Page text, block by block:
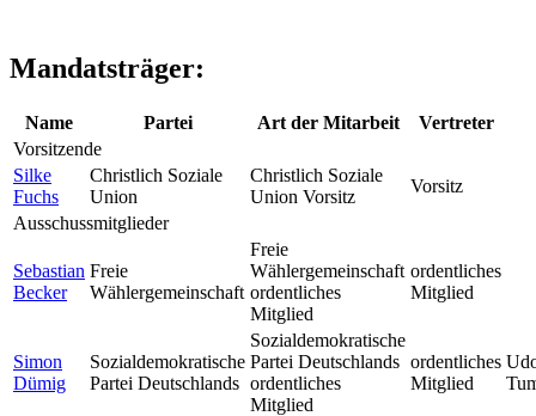
Mandatsträger:
Name Partei Art der Mitarbeit
Vertreter
Vorsitzende
Silke
Fuchs
Christlich Soziale
Union
Christlich Soziale
Union Vorsitz
Vorsitz
Ausschussmitglieder
Sebastian
Becker
Freie
Wählergemeinschaft
Freie
Wählergemeinschaft
ordentliches
Mitglied
ordentliches
Mitglied
Simon
Dümig
Sozialdemokratische
Partei Deutschlands
Sozialdemokratische
Partei Deutschlands
ordentliches
Mitglied
ordentliches
Mitglied